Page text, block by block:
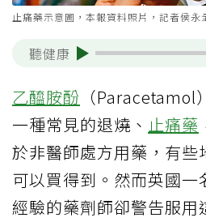
止痛藥示意圖，本報資料照片，記者侯永
聽健康
乙醯胺酚 （
一種常見的退燒、 止痛藥
於非醫師處方用藥，有些
可以買得到。然而英國一
經驗的藥劑師卻警告服用